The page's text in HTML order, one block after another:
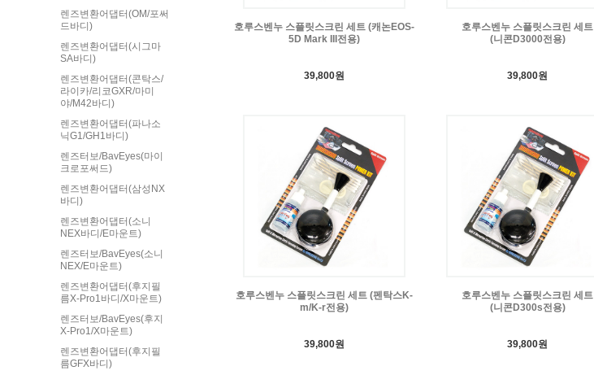
렌즈변환어댑터(OM/포써
드바디)
렌즈변환어댑터(시그마
SA바디)
렌즈변환어댑터(콘탁스/
라이카/리코GXR/마미
야/M42바디)
렌즈변환어댑터(파나소
닉G1/GH1바디)
렌즈터보/BavEyes(마이
크로포써드)
렌즈변환어댑터(삼성NX
바디)
렌즈변환어댑터(소니
NEX바디/E마운트)
렌즈터보/BavEyes(소니
NEX/E마운트)
렌즈변환어댑터(후지필
름X-Pro1바디/X마운트)
렌즈터보/BavEyes(후지
X-Pro1/X마운트)
렌즈변환어댑터(후지필
름GFX바디)
호루스벤누 스플릿스크린 세트 (캐논EOS-
5D Mark III전용)
39,800원
호루스벤누 스플릿스크린 세트
(니콘D3000전용)
39,800원
호루스벤누 스플릿스크린 세트 (펜탁스K-
m/K-r전용)
39,800원
호루스벤누 스플릿스크린 세트
(니콘D300s전용)
39,800원